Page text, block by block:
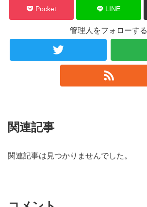
Pocket LINE
管理人をフォローする
関連記事
関連記事は見つかりませんでした。